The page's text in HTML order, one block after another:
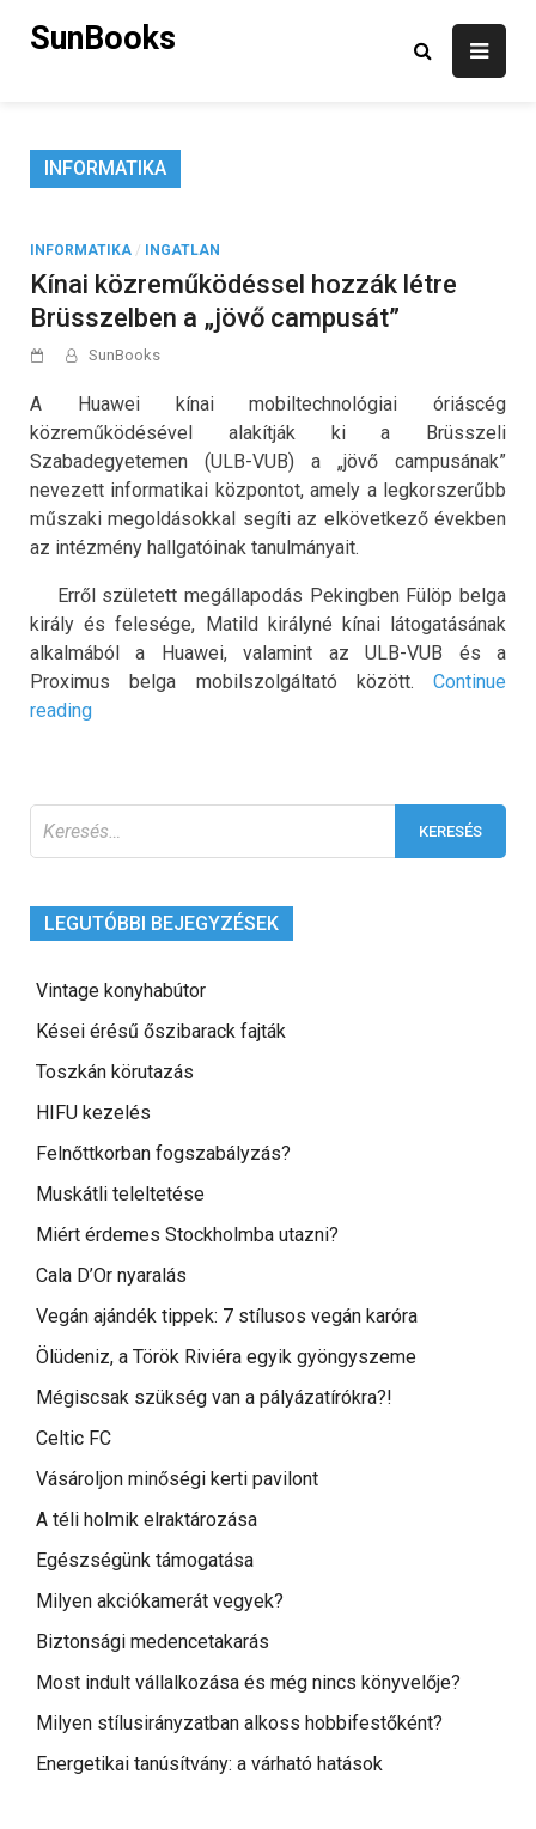
SunBooks
INFORMATIKA
INFORMATIKA / INGATLAN
Kínai közreműködéssel hozzák létre
Brüsszelben a „jövő campusát”
SunBooks
A Huawei kínai mobiltechnológiai óriáscég
közreműködésével alakítják ki a Brüsszeli
Szabadegyetemen (ULB-VUB) a „jövő campusának”
nevezett informatikai központot, amely a legkorszerűbb
műszaki megoldásokkal segíti az elkövetkező években
az intézmény hallgatóinak tanulmányait.
Erről született megállapodás Pekingben Fülöp belga
király és felesége, Matild királyné kínai látogatásának
alkalmából a Huawei, valamint az ULB-VUB és a
Proximus belga mobilszolgáltató között. Continue
reading„Kínai
Brüsszelben
a
campusát””
LEGUTÓBBI BEJEGYZÉSEK
Vintage konyhabútor
Kései érésű őszibarack fajták
Toszkán körutazás
HIFU kezelés
Felnőttkorban fogszabályzás?
Muskátli teleltetése
Miért érdemes Stockholmba utazni?
Cala D’Or nyaralás
Vegán ajándék tippek: 7 stílusos vegán karóra
Ölüdeniz, a Török Riviéra egyik gyöngyszeme
Mégiscsak szükség van a pályázatírókra?!
Celtic FC
Vásároljon minőségi kerti pavilont
A téli holmik elraktározása
Egészségünk támogatása
Milyen akciókamerát vegyek?
Biztonsági medencetakarás
Most indult vállalkozása és még nincs könyvelője?
Milyen stílusirányzatban alkoss hobbifestőként?
Energetikai tanúsítvány: a várható hatások